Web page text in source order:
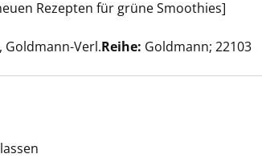
anzeigen
Rezepten für grüne Smoothies]
Goldmann-Verl.Reihe: Goldmann; 22103
anzeigen